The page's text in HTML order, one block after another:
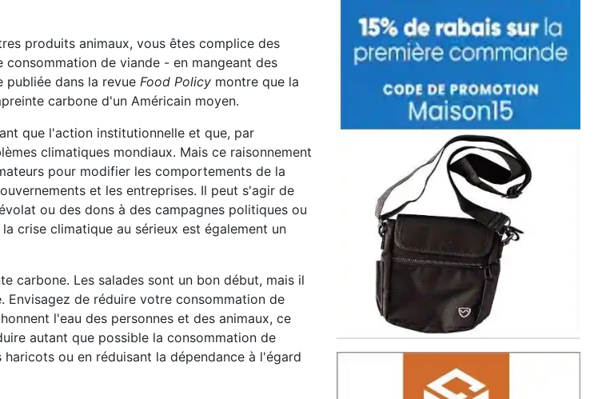
produits animaux, vous êtes complice des
de viande - en mangeant des
publiée dans la revue Food Policy montre que la
carbone d'un Américain moyen.
que l'action institutionnelle et que, par
climatiques mondiaux. Mais ce raisonnement
pour modifier les comportements de la
et les entreprises. Il peut s'agir de
ou des dons à des campagnes politiques ou
crise climatique au sérieux est également un
carbone. Les salades sont un bon début, mais il
de réduire votre consommation de
l'eau des personnes et des animaux, ce
autant que possible la consommation de
ou en réduisant la dépendance à l'égard